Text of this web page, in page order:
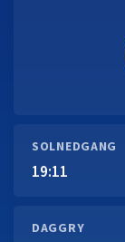
SOLNEDGANG
19:11
DAGGRY